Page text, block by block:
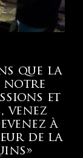
que la
notre
et
venez
à
de la